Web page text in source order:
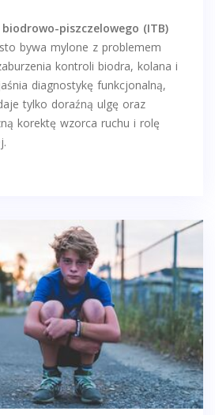
piszczelowego (ITB)
bywa mylone z problemem
kontroli biodra, kolana i
diagnostykę funkcjonalną,
tylko doraźną ulgę oraz
korektę wzorca ruchu i rolę